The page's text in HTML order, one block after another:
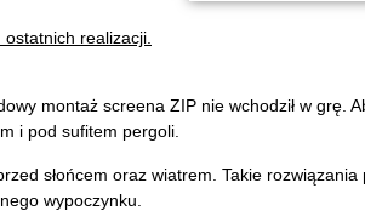
realizacji.
montaż screena ZIP nie wchodził w grę.
i pod sufitem pergoli.
słońcem oraz wiatrem. Takie
wypoczynku.